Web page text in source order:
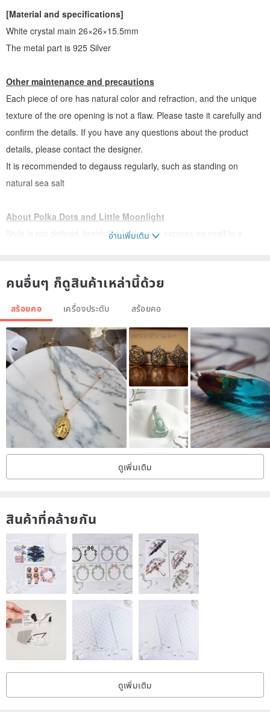
[Material and specifications]
White crystal main 26×26×15.5mm
The metal part is 925 Silver
Other maintenance and precautions
Each piece of ore has natural color and refraction, and the unique
texture of the ore opening is not a flaw. Please taste it carefully and
confirm the details. If you have any questions about the product
details, please contact the designer.
It is recommended to degauss regularly, such as standing on
natural sea salt
About Polka Dots and Little Moonlight
Style is not defined, break the frame and express yourself in a
jewelry, like the colorful and lively Polka Dots and the bright white
moonlight, bringing customers a pleasant feeling and mineral
energy from the earth. .
Wen, the founder of the brand, has many years of experience in
collecting minerals and tasting. He carefully selects high-quality
Gemstone sources and uses beautiful, clear and colorful rough
stones based on color science and chakra energy to hand-make
unique bracelets and necklaces. The wearer radiates dazzling light
from the inside out.
Other maintenance and precautions
confirm the details. If you have any questions about the product
details, please contact the designer.
It is recommended to degauss regularly, such as standing on
natural sea salt. The natural color and refraction. The unique
texture of the mineral mouth is not a flaw. Please taste it carefully
and confirm the details. If you have any questions about the
product details, please contact the designer.
It is recommended to degauss regularly, such as standing on
อ่านเพิ่มเติม
คนอื่นๆ ก็ดูสินค้าเหล่านี้ด้วย
สร้อยคอ เครื่องประดับ สร้อยคอ
ดูเพิ่มเติม
สินค้าที่คล้ายกัน
ดูเพิ่มเติม